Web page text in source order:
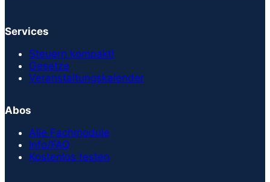
Services
Steuern kompakt!
Gesetze
Veranstaltungskalender
Abos
Alle Fachmodule
Info/FAQ
Kostenlos testen